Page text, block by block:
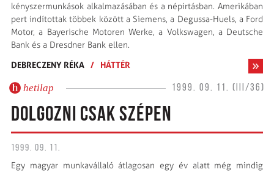
kényszermunkások alkalmazásában és a népirtásban. Amerikában
pert indítottak többek között a Siemens, a Degussa-Huels, a Ford
Motor, a Bayerische Motoren Werke, a Volkswagen, a Deutsche
Bank és a Dresdner Bank ellen.
DEBRECZENY RÉKA / HÁTTÉR
hetilap 1999. 09. 11. (III/36)
DOLGOZNI CSAK SZÉPEN
1999. 09. 11.
Egy magyar munkavállaló átlagosan egy év alatt még mindig